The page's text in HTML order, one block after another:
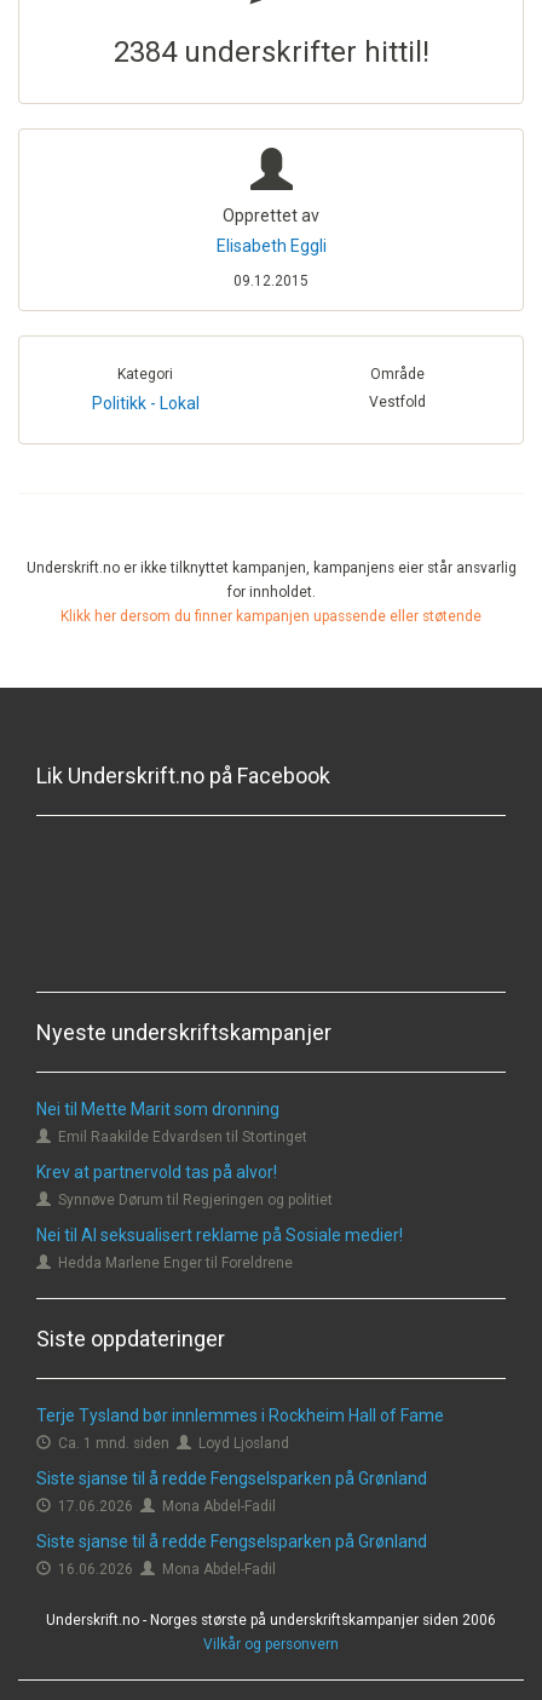
2384 underskrifter hittil!
Opprettet av
Elisabeth Eggli
09.12.2015
Kategori
Politikk - Lokal
Område
Vestfold
Underskrift.no er ikke tilknyttet kampanjen, kampanjens eier står ansvarlig
for innholdet.
Klikk her dersom du finner kampanjen upassende eller støtende
Lik Underskrift.no på Facebook
Nyeste underskriftskampanjer
Nei til Mette Marit som dronning
Emil Raakilde Edvardsen til Stortinget
Krev at partnervold tas på alvor!
Synnøve Dørum til Regjeringen og politiet
Nei til AI seksualisert reklame på Sosiale medier!
Hedda Marlene Enger til Foreldrene
Siste oppdateringer
Terje Tysland bør innlemmes i Rockheim Hall of Fame
Ca. 1 mnd. siden Loyd Ljosland
Siste sjanse til å redde Fengselsparken på Grønland
17.06.2026 Mona Abdel-Fadil
Siste sjanse til å redde Fengselsparken på Grønland
16.06.2026 Mona Abdel-Fadil
Underskrift.no - Norges største på underskriftskampanjer siden 2006
Vilkår og personvern